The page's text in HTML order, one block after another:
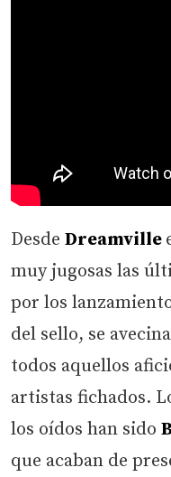
Desde Dreamville
muy jugosas las
por los
del sello, se
todos aquellos
artistas fichados.
los oídos han sido
que acaban de